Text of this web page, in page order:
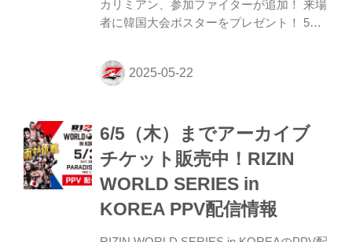
カリミアン、参加ファイターが追加！ 来場
者に韓国大会ポスターをプレゼント！ 5月
WORLD SERIES in KOREAとRIZIN
LANDMARK 11 in SAPPOROの合同公開練
ご招待！RIZIN FFオフィシャルファンクラ
ブサイト『強者ノ巣』会員の方は、優先的
に会場内へご案内いたします。観覧をご希
望の方は、それぞれの応募フォームより詳
細をご確認の上、お申込みを済ませよう！
また、この合同公開練習の様子は...
6/5（木）までアーカイブ
チケット販売中！RIZIN
WORLD SERIES in
KOREA PPV配信情報